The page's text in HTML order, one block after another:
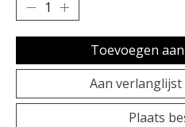
Toevoegen
Aan
Plaats